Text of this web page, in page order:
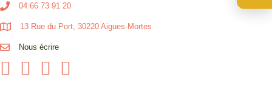
04 66 73 91 20
13 Rue du Port, 30220 Aigues-Mortes
Nous écrire